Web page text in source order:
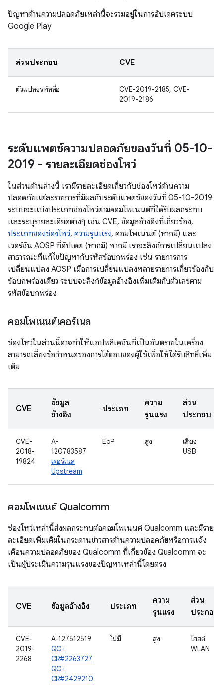
ปัญหาด้านความปลอดภัยเหล่านี้จะรวมอยู่ในการอัปเดตระบบ
Google Play
ส่วนประกอบ CVE
ตัวแปลงรหัสสื่อ
CVE-2019-2185, CVE-
2019-2186
ระดับแพตช์ความปลอดภัยของวันที่ 05-10-
2019 - รายละเอียดช่องโหว่
ในส่วนด้านล่างนี้ เรามีรายละเอียดเกี่ยวกับช่องโหว่ด้านความ
ปลอดภัยแต่ละรายการที่มีผลกับระดับแพตช์ของวันที่ 05-10-2019
ระบบจะแบ่งประเภทช่องโหว่ตามคอมโพเนนต์ที่ได้รับผลกระทบ
และระบุรายละเอียดต่างๆ เช่น CVE, ข้อมูลอ้างอิงที่เกี่ยวข้อง,
ประเภทของช่องโหว่, ความรุนแรง, คอมโพเนนต์ (หากมี) และ
เวอร์ชัน AOSP ที่อัปเดต (หากมี) หากมี เราจะลิงก์การเปลี่ยนแปลง
สาธารณะที่แก้ไขปัญหากับรหัสข้อบกพร่อง เช่น รายการการ
เปลี่ยนแปลง AOSP เมื่อการเปลี่ยนแปลงหลายรายการเกี่ยวข้องกับ
ข้อบกพร่องเดียว ระบบจะลิงก์ข้อมูลอ้างอิงเพิ่มเติมกับตัวเลขตาม
รหัสข้อบกพร่อง
คอมโพเนนต์เคอร์เนล
ช่องโหว่ในส่วนนี้อาจทำให้แอปพลิเคชันที่เป็นอันตรายในเครื่อง
สามารถเลี่ยงข้อกำหนดของการโต้ตอบของผู้ใช้เพื่อให้ได้รับสิทธิ์เพิ่ม
เติม
CVE
ข้อมูล
อ้างอิง
ประเภท
ความ
รุนแรง
ส่วน
ประกอบ
CVE-
2018-
19824
A-
120783587
เคอร์เนล
Upstream
EoP สูง
เสียง
USB
คอมโพเนนต์ Qualcomm
ช่องโหว่เหล่านี้ส่งผลกระทบต่อคอมโพเนนต์ Qualcomm และมีราย
ละเอียดเพิ่มเติมในกระดานข่าวสารด้านความปลอดภัยหรือการแจ้ง
เตือนความปลอดภัยของ Qualcomm ที่เกี่ยวข้อง Qualcomm จะ
เป็นผู้ประเมินความรุนแรงของปัญหาเหล่านี้โดยตรง
CVE ข้อมูลอ้างอิง ประเภท
ความ
รุนแรง
ส่วน
ประกอบ
CVE-
2019-
2268
A-127512519
QC-
CR#2263727
QC-
CR#2429210
ไม่มี สูง
โฮสต์
WLAN